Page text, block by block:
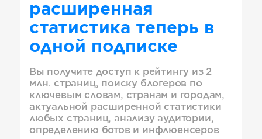
расширенная
статистика теперь в
одной подписке
Вы получите доступ к рейтингу из 2
млн. страниц, поиску блогеров по
ключевым словам, странам и городам,
актуальной расширенной статистики
любых страниц, анализу аудитории,
определению ботов и инфлюенсеров